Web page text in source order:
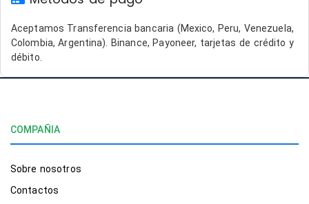
Aceptamos Transferencia bancaria (Mexico, Peru, Venezuela,
Colombia, Argentina). Binance, Payoneer, tarjetas de crédito y
débito.
COMPAÑIA
Sobre nosotros
Contactos